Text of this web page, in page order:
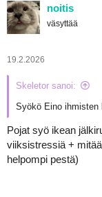
noitis
väsyttää
19.2.2026
Skeletor sanoi:
Syökö Eino ihmisten
Pojat syö ikean
viiksistressiä +
helpompi pestä)